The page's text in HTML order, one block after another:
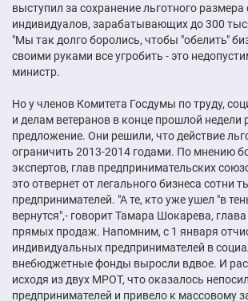
выступил за сохранение льготного размера
индивидуалов, зарабатывающих до 300
"Мы так долго боролись, чтобы "обелить"
своими руками все угробить - это
министр.
Но у членов Комитета Госдумы по труду,
и делам ветеранов в конце прошлой недели
предложение. Они решили, что действие
ограничить 2013-2014 годами. По мнению
экспертов, глав предпринимательских
это отвернет от легального бизнеса сотни
предпринимателей. "А те, кто уже ушел "в
вернутся",- говорит Тамара Шокарева,
прямых продаж. Напомним, с 1 января
индивидуальных предпринимателей в
внебюджетные фонды выросли вдвое. И
исходя из двух МРОТ, что оказалось
предпринимателей и привело к массовому